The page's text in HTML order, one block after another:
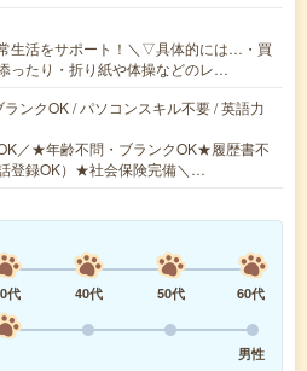
生活をサポート！＼▽具体的には…・買
ったり・折り紙や体操などのレ…
ランクOK / パソコンスキル不要 / 英語力
／★年齢不問・ブランクOK★履歴書不
登録OK）★社会保険完備＼…
代 40代 50代
60代
男性